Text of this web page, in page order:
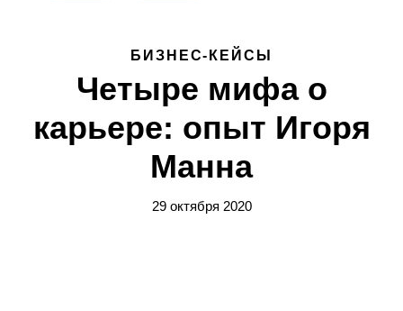
БИЗНЕС-КЕЙСЫ
Четыре мифа о
карьере: опыт Игоря
Манна
29 октября 2020